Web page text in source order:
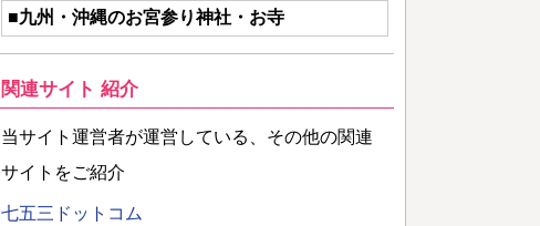
■九州・沖縄のお宮参り神社・お寺
関連サイト 紹介
当サイト運営者が運営している、その他の関連
サイトをご紹介
七五三ドットコム